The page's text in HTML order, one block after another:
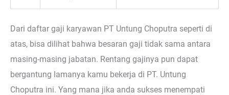
Dari daftar gaji karyawan PT Untung Choputra seperti di
atas, bisa dilihat bahwa besaran gaji tidak sama antara
masing-masing jabatan. Rentang gajinya pun dapat
bergantung lamanya kamu bekerja di PT. Untung
Choputra ini. Yang mana jika anda sukses menempati